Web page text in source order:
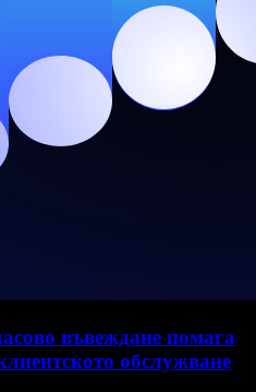
въвеждане помага
обслужване